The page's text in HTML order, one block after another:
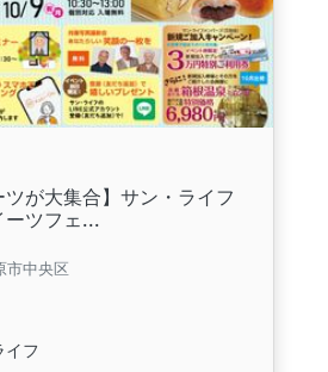
ツが大集合】サン・ライフ
ーツフェ...
市中央区
イフ